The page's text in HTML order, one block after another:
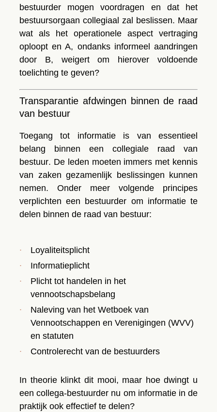
bestuurder mogen voordragen en dat het
bestuursorgaan collegiaal zal beslissen. Maar
wat als het operationele aspect vertraging
oploopt en A, ondanks informeel aandringen
door B, weigert om hierover voldoende
toelichting te geven?
Transparantie afdwingen binnen de raad
van bestuur
Toegang tot informatie is van essentieel
belang binnen een collegiale raad van
bestuur. De leden moeten immers met kennis
van zaken gezamenlijk beslissingen kunnen
nemen. Onder meer volgende principes
verplichten een bestuurder om informatie te
delen binnen de raad van bestuur:
Loyaliteitsplicht
Informatieplicht
Plicht tot handelen in het
vennootschapsbelang
Naleving van het Wetboek van
Vennootschappen en Verenigingen (WVV)
en statuten
Controlerecht van de bestuurders
In theorie klinkt dit mooi, maar hoe dwingt u
een collega-bestuurder nu om informatie in de
praktijk ook effectief te delen?